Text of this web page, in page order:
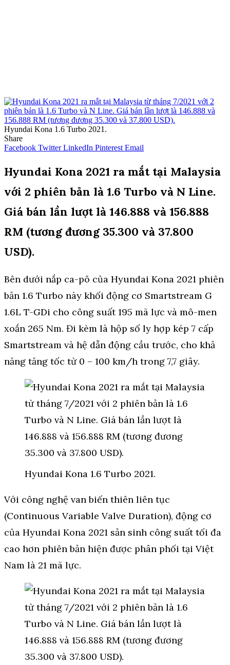
Hyundai Kona 1.6 Turbo 2021.
Share
Facebook Twitter LinkedIn Pinterest Email
Hyundai Kona 2021 ra mắt tại Malaysia
với 2 phiên bản là 1.6 Turbo và N Line.
Giá bán lần lượt là 146.888 và 156.888
RM (tương đương 35.300 và 37.800
USD).
Bên dưới nắp ca-pô của Hyundai Kona 2021 phiên
bản 1.6 Turbo này khối động cơ Smartstream G
1.6L T-GDi cho công suất 195 mã lực và mô-men
xoắn 265 Nm. Đi kèm là hộp số ly hợp kép 7 cấp
Smartstream và hệ dẫn động cầu trước, cho khả
năng tăng tốc từ 0 – 100 km/h trong 7,7 giây.
Hyundai Kona 1.6 Turbo 2021.
Với công nghệ van biến thiên liên tục
(Continuous Variable Valve Duration), động cơ
của Hyundai Kona 2021 sản sinh công suất tối đa
cao hơn phiên bản hiện được phân phối tại Việt
Nam là 21 mã lực.